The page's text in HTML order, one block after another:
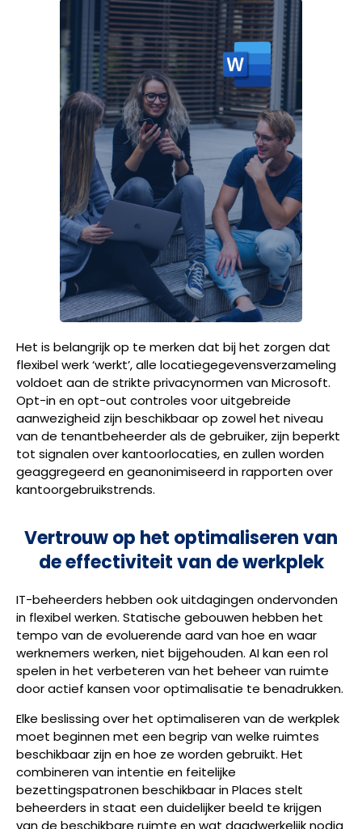
Het is belangrijk op te merken dat bij het zorgen dat
flexibel werk ‘werkt’, alle locatiegegevensverzameling
voldoet aan de strikte privacynormen van Microsoft.
Opt-in en opt-out controles voor uitgebreide
aanwezigheid zijn beschikbaar op zowel het niveau
van de tenantbeheerder als de gebruiker, zijn beperkt
tot signalen over kantoorlocaties, en zullen worden
geaggregeerd en geanonimiseerd in rapporten over
kantoorgebruikstrends.
Vertrouw op het optimaliseren van
de effectiviteit van de werkplek
IT-beheerders hebben ook uitdagingen ondervonden
in flexibel werken. Statische gebouwen hebben het
tempo van de evoluerende aard van hoe en waar
werknemers werken, niet bijgehouden. AI kan een rol
spelen in het verbeteren van het beheer van ruimte
door actief kansen voor optimalisatie te benadrukken.
Elke beslissing over het optimaliseren van de werkplek
moet beginnen met een begrip van welke ruimtes
beschikbaar zijn en hoe ze worden gebruikt. Het
combineren van intentie en feitelijke
bezettingspatronen beschikbaar in Places stelt
beheerders in staat een duidelijker beeld te krijgen
van de beschikbare ruimte en wat daadwerkelijk nodig